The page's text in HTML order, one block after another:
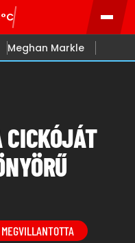
Meghan Markle
MEGVILLANTOTTA